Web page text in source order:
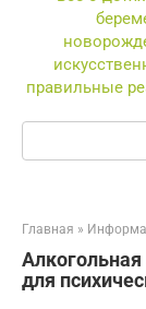
правильные
Поиск:
Главная »
Алкогольная
для